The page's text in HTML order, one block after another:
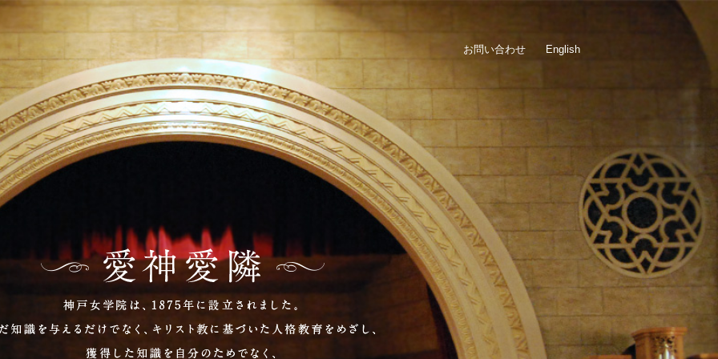
法人 神戸女学院 Kobe College Foundation お問い合わせ English
「愛神愛隣」神戸女学院は、1875年に設立されました。ただ知識